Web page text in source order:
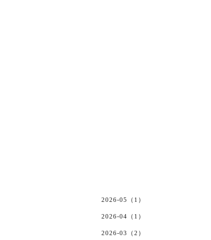
2026-05（1）
2026-04（1）
2026-03（2）